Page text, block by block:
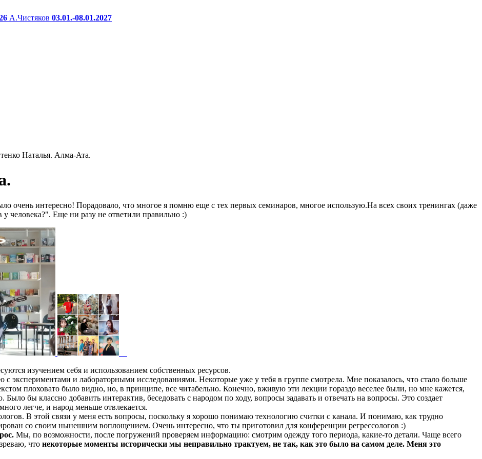
А.Чистяков 03.01.-08.01.2027
Наталья. Алма-Ата.
очень интересно! Порадовало, что многое я помню еще с тех первых семинаров, многое использую.На всех своих тренингах (даже
человека?". Еще ни разу не ответили правильно :)
изучением себя и использованием собственных ресурсов.
экспериментами и лабораторными исследованиями. Некоторые уже у тебя в группе смотрела. Мне показалось, что стало больше
плоховато было видно, но, в принципе, все читабельно. Конечно, вживую эти лекции гораздо веселее были, но мне кажется,
бы классно добавить интерактив, беседовать с народом по ходу, вопросы задавать и отвечать на вопросы. Это создает
легче, и народ меньше отвлекается.
В этой связи у меня есть вопросы, поскольку я хорошо понимаю технологию считки с канала. И понимаю, как трудно
со своим нынешним воплощением. Очень интересно, что ты приготовил для конференции регрессологов :)
Мы, по возможности, после погружений проверяем информацию: смотрим одежду того периода, какие-то детали. Чаще всего
что некоторые моменты исторически мы неправильно трактуем, не так, как это было на самом деле. Меня это